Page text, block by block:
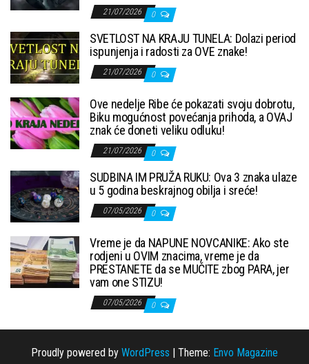
21/07/2026 0
SVETLOST NA KRAJU TUNELA: Dolazi period
ispunjenja i radosti za OVE znake!
21/07/2026 0
Ove nedelje Ribe će pokazati svoju dobrotu,
Biku mogućnost povećanja prihoda, a OVAJ
znak će doneti veliku odluku!
21/07/2026 0
SUDBINA IM PRUŽA RUKU: Ova 3 znaka ulaze
u 5 godina beskrajnog obilja i sreće!
07/05/2026 0
Vreme je da NAPUNE NOVCANIKE: Ako ste
rodjeni u OVIM znacima, vreme je da
PRESTANETE da se MUČITE zbog PARA, jer
vam one STIZU!
07/05/2026 0
Proudly powered by WordPress Theme: Envo Magazine